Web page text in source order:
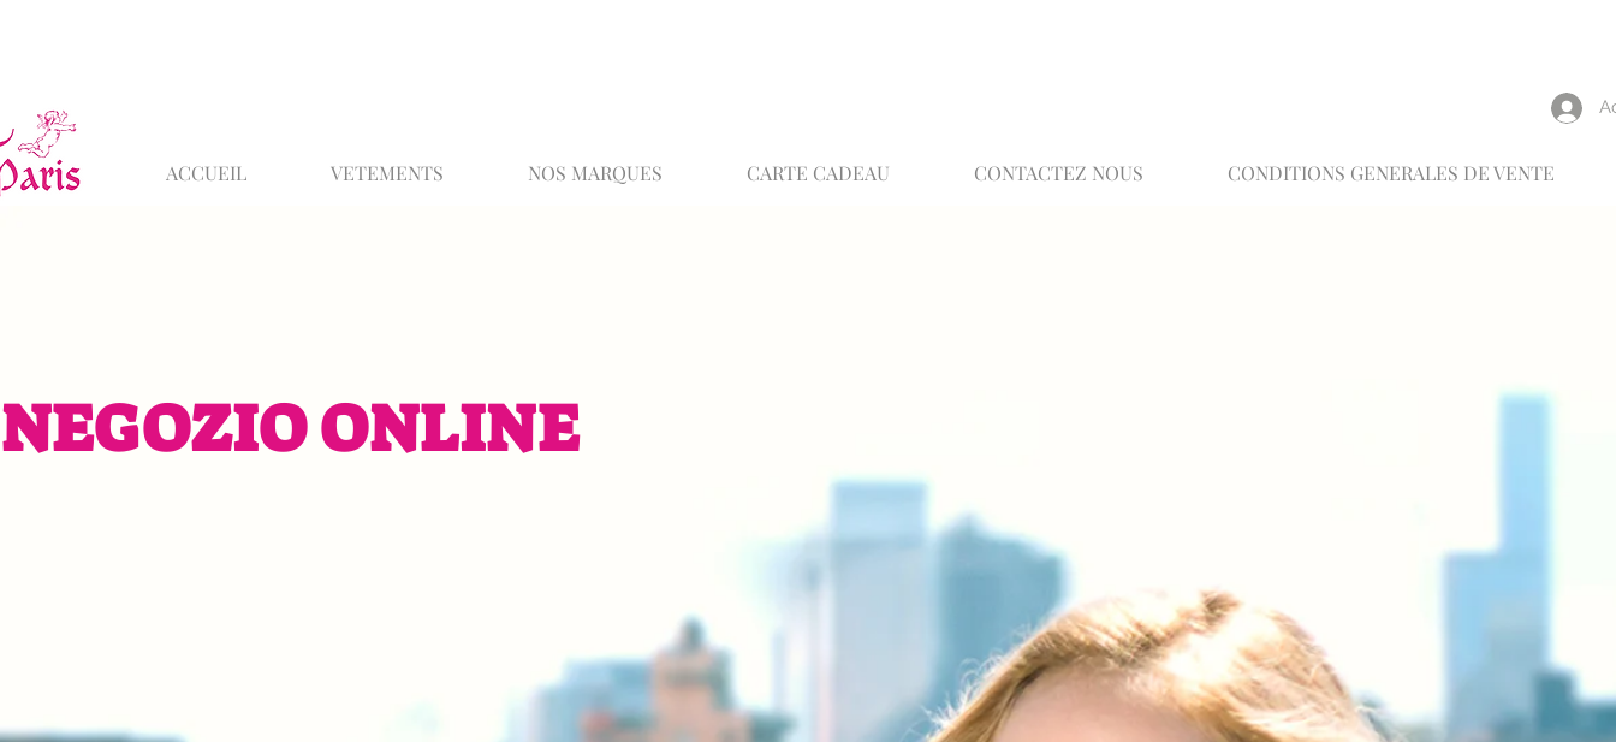
ACCUEIL VETEMENTS NOS MARQUES CARTE CADEAU CONTACTEZ NOUS CONDITIONS GENERALES DE VENTE
NEGOZIO ONLINE